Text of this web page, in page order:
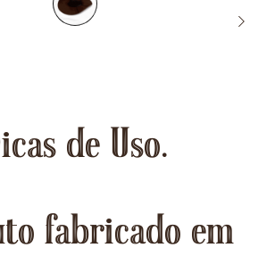
de Uso.
fabricado em